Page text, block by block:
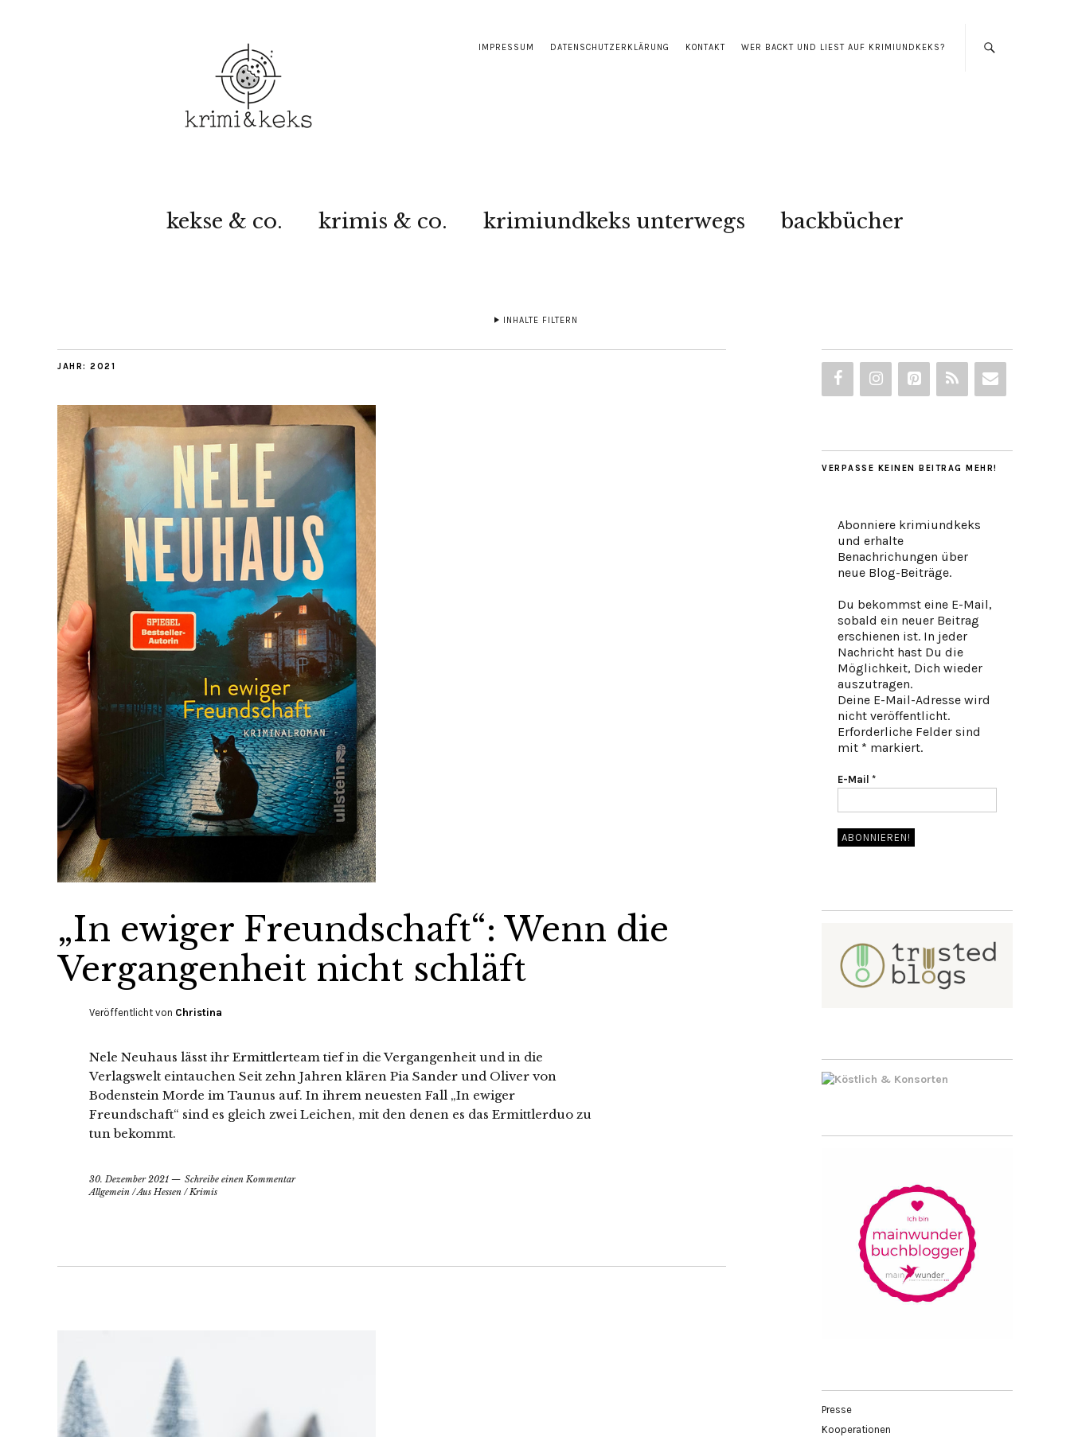
IMPRESSUM DATENSCHUTZERKLÄRUNG KONTAKT WER BACKT UND LIEST AUF KRIMIUNDKEKS?
kekse & co. krimis & co. krimiundkeks unterwegs backbücher
INHALTE FILTERN
JAHR: 2021
„In ewiger Freundschaft“: Wenn die
Vergangenheit nicht schläft
Veröffentlicht von Christina
Nele Neuhaus lässt ihr Ermittlerteam tief in die Vergangenheit und in die
Verlagswelt eintauchen Seit zehn Jahren klären Pia Sander und Oliver von
Bodenstein Morde im Taunus auf. In ihrem neuesten Fall „In ewiger
Freundschaft“ sind es gleich zwei Leichen, mit den denen es das Ermittlerduo zu
tun bekommt.
30. Dezember 2021
Schreibe einen Kommentar
Allgemein /Aus Hessen /Krimis
VERPASSE KEINEN BEITRAG MEHR!
Abonniere krimiundkeks
und erhalte
Benachrichungen über
neue Blog-Beiträge.
Du bekommst eine E-Mail,
sobald ein neuer Beitrag
erschienen ist. In jeder
Nachricht hast Du die
Möglichkeit, Dich wieder
auszutragen.
Deine E-Mail-Adresse wird
nicht veröffentlicht.
Erforderliche Felder sind
mit * markiert.
E-Mail *
Presse
Kooperationen